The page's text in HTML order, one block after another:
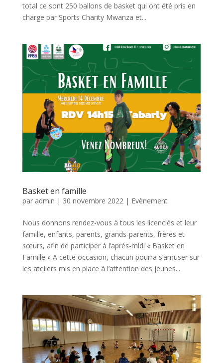
total ce sont 250 ballons de basket qui ont été pris en
charge par Sports Charity Mwanza et...
Basket en famille
par admin | 30 novembre 2022| Evènement
Nous donnons rendez-vous à tous les licenciés et leur
famille, enfants, parents, grands-parents, frères et
sœurs, afin de participer à l’après-midi « Basket en
Famille » A cette occasion, chacun pourra s’amuser sur
les ateliers mis en place à l’attention des jeunes...